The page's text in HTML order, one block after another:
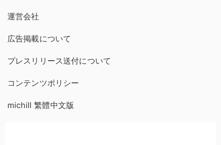
運営会社
広告掲載について
プレスリリース送付について
コンテンツポリシー
michill 繁體中文版